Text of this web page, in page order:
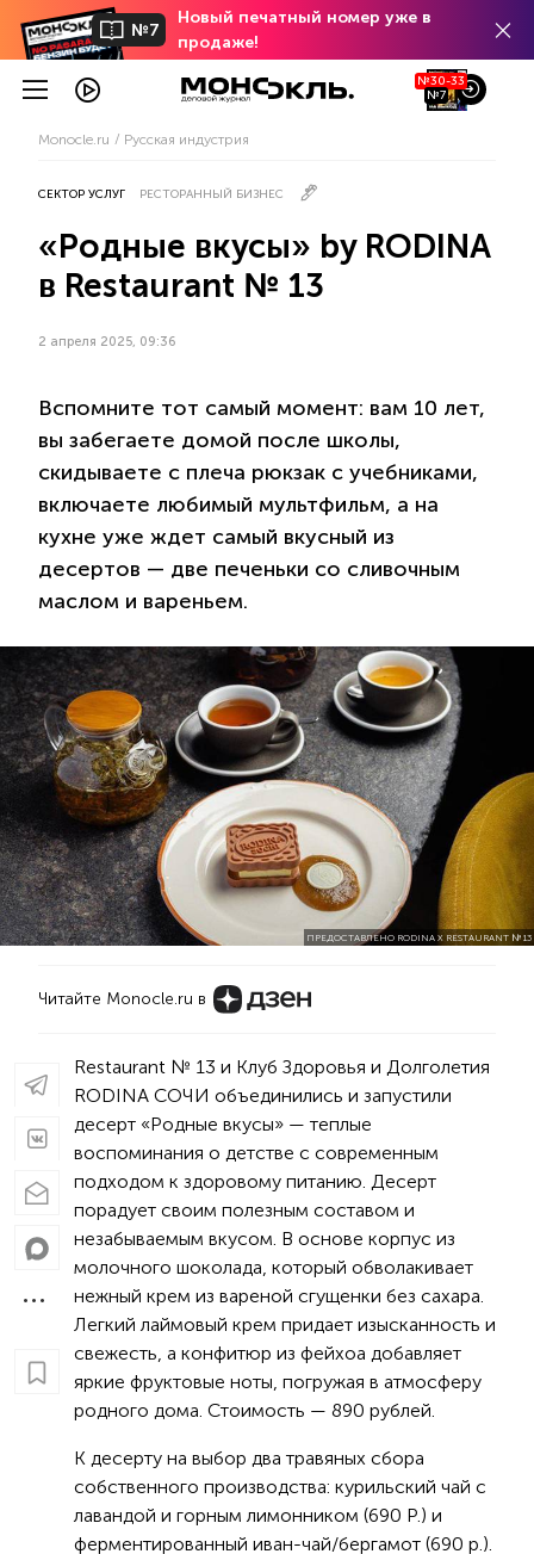
№7
Новый печатный номер уже в
продаже!
№30-33
№7
Monocle.ru Русская индустрия
СЕКТОР УСЛУГ РЕСТОРАННЫЙ БИЗНЕС
«Родные вкусы» by RODINA
в Restaurant № 13
2 апреля 2025, 09:36
Вспомните тот самый момент: вам 10 лет,
вы забегаете домой после школы,
скидываете с плеча рюкзак с учебниками,
включаете любимый мультфильм, а на
кухне уже ждет самый вкусный из
десертов — две печеньки со сливочным
маслом и вареньем.
ПРЕДОСТАВЛЕНО RODINA X RESTAURANT № 13
Читайте Monocle.ru в
Restaurant № 13 и Клуб Здоровья и Долголетия
RODINA СОЧИ объединились и запустили
десерт «Родные вкусы» — теплые
воспоминания о детстве с современным
подходом к здоровому питанию. Десерт
порадует своим полезным составом и
незабываемым вкусом. В основе корпус из
молочного шоколада, который обволакивает
нежный крем из вареной сгущенки без сахара.
Легкий лаймовый крем придает изысканность и
свежесть, а конфитюр из фейхоа добавляет
яркие фруктовые ноты, погружая в атмосферу
родного дома. Стоимость — 890 рублей.
К десерту на выбор два травяных сбора
собственного производства: курильский чай с
лавандой и горным лимонником (690 Р.) и
ферментированный иван-чай/бергамот (690 р.).